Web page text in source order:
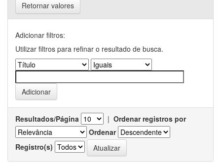
Retornar valores
Adicionar filtros:
Utilizar filtros para refinar o resultado de busca.
Resultados/Página | Ordenar registros por
Ordenar
Registro(s)